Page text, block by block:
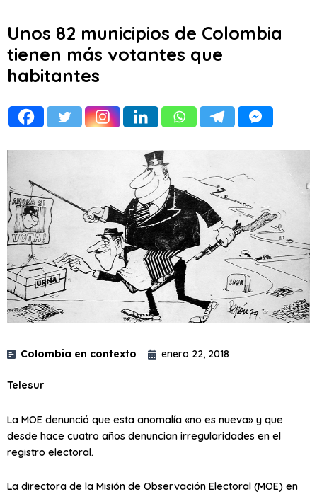
Unos 82 municipios de Colombia
tienen más votantes que
habitantes
Colombia en contexto enero 22, 2018
Telesur
La MOE denunció que esta anomalía «no es nueva» y que
desde hace cuatro años denuncian irregularidades en el
registro electoral.
La directora de la Misión de Observación Electoral (MOE) en